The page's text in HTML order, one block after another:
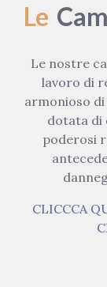
Le
Le nostre
lavoro di
armonioso
dotata di
poderosi
CLICCCA